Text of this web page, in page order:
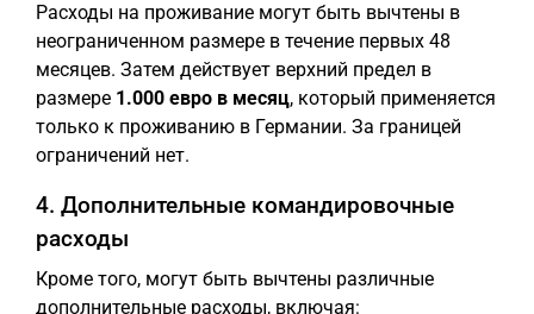
Расходы на проживание могут быть вычтены в
неограниченном размере в течение первых 48
месяцев. Затем действует верхний предел в
размере 1.000 евро в месяц, который применяется
только к проживанию в Германии. За границей
ограничений нет.
4. Дополнительные командировочные
расходы
Кроме того, могут быть вычтены различные
дополнительные расходы, включая: